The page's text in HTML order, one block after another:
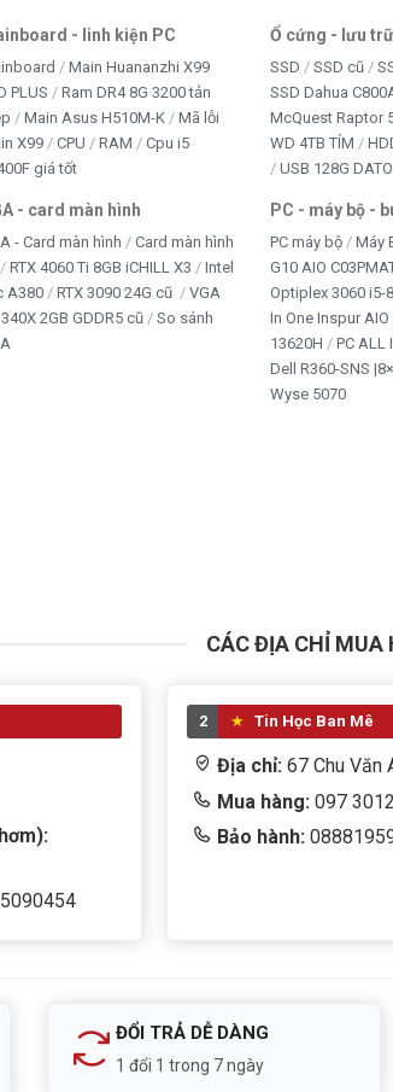
- linh kiện PC
Main Huananzhi X99
PLUS
Ram DR4 8G 3200 tản
Main Asus H510M-K
Mã lỗi
X99
CPU RAM
Cpu i5
giá tốt
- card màn hình
- Card màn hình
Card màn hình
RTX 4060 Ti 8GB iCHILL X3
Intel
A380
RTX 3090 24G cũ
VGA
2GB GDDR5 cũ
So sánh
Ổ cứng - lưu trữ
SSD SSD cũ
SSD Dahua
McQuest Raptor
WD 4TB TÍM
USB 128G
PC - máy bộ -
PC máy bộ
Máy
G10 AIO
Optiplex 3060 i5-
In One Inspur AIO
13620H
PC ALL
Dell R360-SNS
Wyse 5070
CÁC ĐỊA CHỈ MUA
2 Tin Học Ban Mê
Địa chỉ: 67 Chu Văn
Mua hàng: 097
Bảo hành:
ĐỔI TRẢ DỄ DÀNG
1 đổi 1 trong 7 ngày